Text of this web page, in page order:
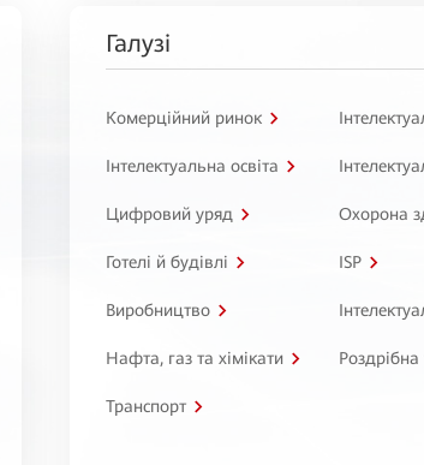
Галузі
Комерційний ринок
Інтелектуальна освіта
Цифровий уряд Охорона
Готелі й будівлі ISP
Виробництво
Нафта, газ та хімікати Роздрібна
Транспорт